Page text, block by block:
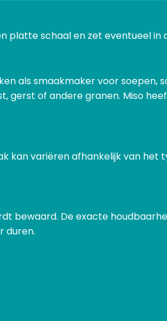
platte schaal en zet eventueel in
als smaakmaker voor soepen,
gerst of andere granen. Miso
kan variëren afhankelijk van het
bewaard. De exacte
duren.